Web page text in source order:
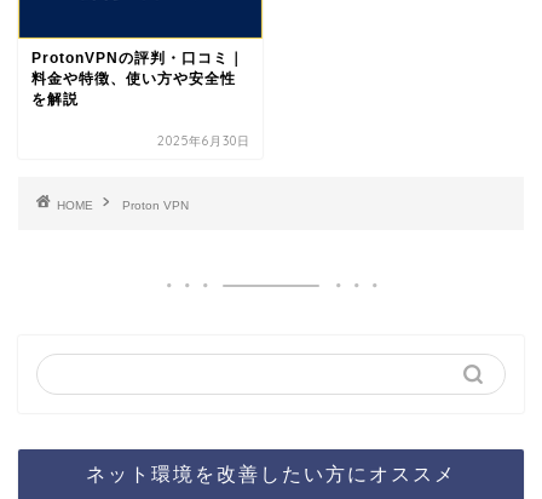
ProtonVPNの評判・口コミ｜
料金や特徴、使い方や安全性
を解説
2025年6月30日
HOME Proton VPN
ネット環境を改善したい方にオススメ